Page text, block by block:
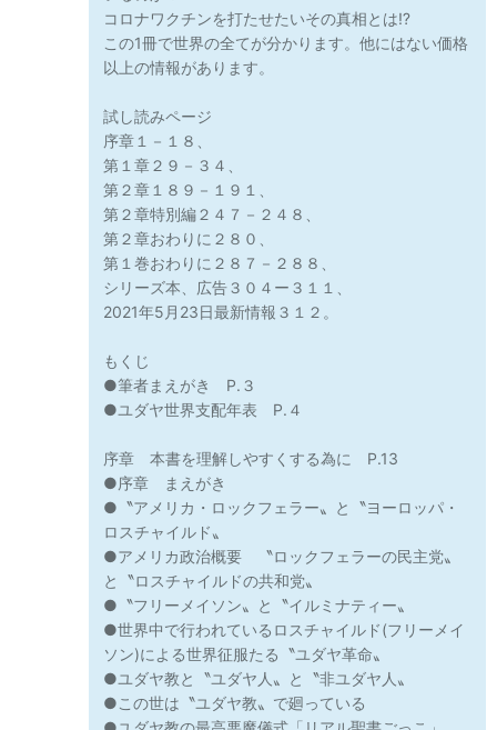
コロナワクチンを打たせたいその真相とは⁉
この1冊で世界の全てが分かります。他にはない価格
以上の情報があります。
試し読みページ
序章１－１８、
第１章２９－３４、
第２章１８９－１９１、
第２章特別編２４７－２４８、
第２章おわりに２８０、
第１巻おわりに２８７－２８８、
シリーズ本、広告３０４ー３１１、
2021年5月23日最新情報３１２。
もくじ
●筆者まえがき P.３
●ユダヤ世界支配年表 P.４
序章 本書を理解しやすくする為に P.13
●序章 まえがき
●〝アメリカ・ロックフェラー〟と〝ヨーロッパ・
ロスチャイルド〟
●アメリカ政治概要 〝ロックフェラーの民主党〟
と〝ロスチャイルドの共和党〟
●〝フリーメイソン〟と〝イルミナティー〟
●世界中で行われているロスチャイルド(フリーメイ
ソン)による世界征服たる〝ユダヤ革命〟
●ユダヤ教と〝ユダヤ人〟と〝非ユダヤ人〟
●この世は〝ユダヤ教〟で廻っている